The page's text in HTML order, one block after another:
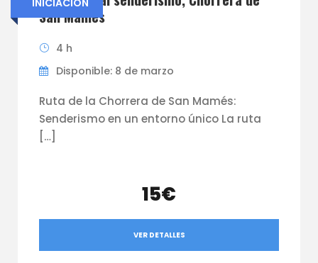
INICIACIÓN
San Mamés
4 h
Disponible: 8 de marzo
Ruta de la Chorrera de San Mamés:
Senderismo en un entorno único La ruta
[…]
15€
VER DETALLES